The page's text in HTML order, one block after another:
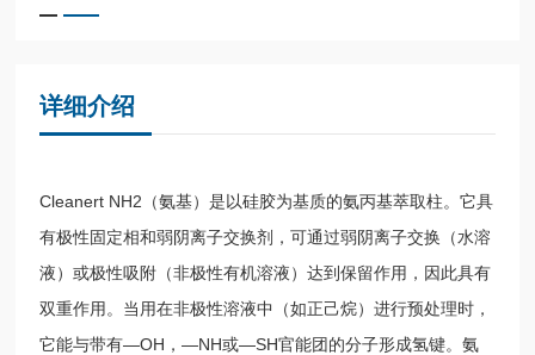
详细介绍
Cleanert NH2（氨基）是以硅胶为基质的氨丙基萃取柱。它具
有极性固定相和弱阴离子交换剂，可通过弱阴离子交换（水溶
液）或极性吸附（非极性有机溶液）达到保留作用，因此具有
双重作用。当用在非极性溶液中（如正己烷）进行预处理时，
它能与带有—OH，—NH或—SH官能团的分子形成氢键。氨